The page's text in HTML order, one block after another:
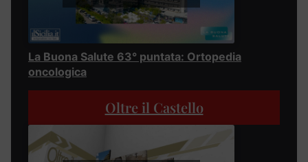
La Buona Salute 63° puntata: Ortopedia
oncologica
Oltre il Castello